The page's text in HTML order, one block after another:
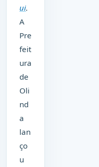
ui.
A
Pre
feit
ura
de
Oli
nd
a
lan
ço
u